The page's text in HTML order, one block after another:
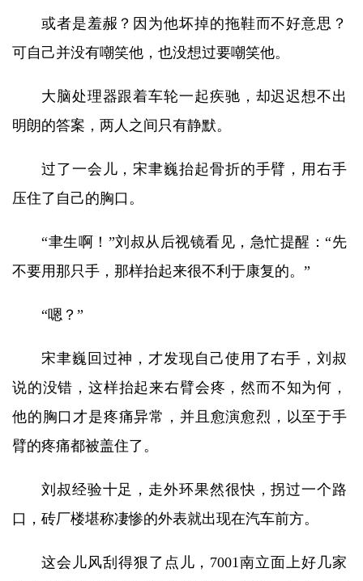
或者是羞赧？因为他坏掉的拖鞋而不好意思？
可自己并没有嘲笑他，也没想过要嘲笑他。
大脑处理器跟着车轮一起疾驰，却迟迟想不出
明朗的答案，两人之间只有静默。
过了一会儿，宋聿巍抬起骨折的手臂，用右手
压住了自己的胸口。
“聿生啊！”刘叔从后视镜看见，急忙提醒：“先
不要用那只手，那样抬起来很不利于康复的。”
“嗯？”
宋聿巍回过神，才发现自己使用了右手，刘叔
说的没错，这样抬起来右臂会疼，然而不知为何，
他的胸口才是疼痛异常，并且愈演愈烈，以至于手
臂的疼痛都被盖住了。
刘叔经验十足，走外环果然很快，拐过一个路
口，砖厂楼堪称凄惨的外表就出现在汽车前方。
这会儿风刮得狠了点儿，7001南立面上好几家